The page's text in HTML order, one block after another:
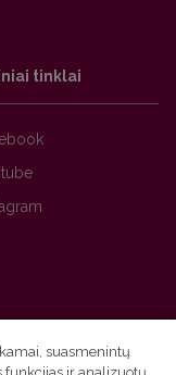
tinklai
suasmenintų